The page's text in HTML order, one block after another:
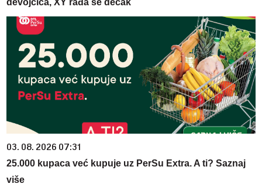
devojčica, XY rađa se dečak
03. 08. 2026 07:31
25.000 kupaca već kupuje uz PerSu Extra. A ti? Saznaj
više